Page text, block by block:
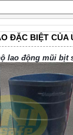
ĐẶC BIỆT CỦA
lao động mũi bịt